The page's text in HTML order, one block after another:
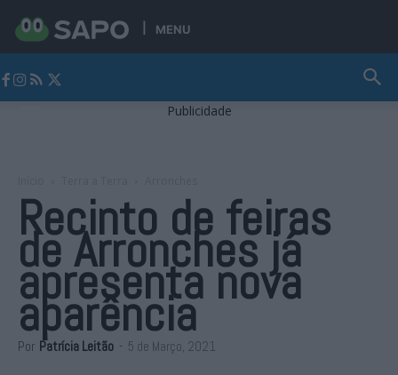
MENU
Publicidade
Recinto de feiras
de Arronches já
apresenta nova
aparência
Por Patrícia Leitão - 5 de Março, 2021